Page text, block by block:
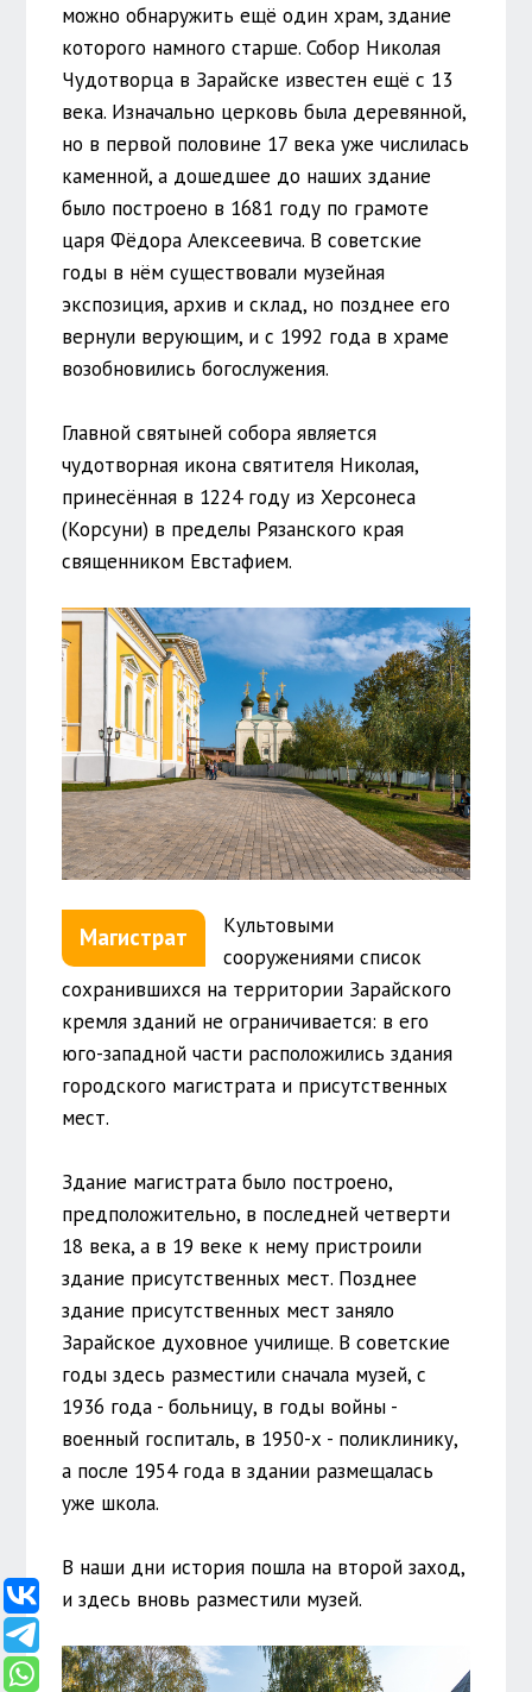
можно обнаружить ещё один храм, здание
которого намного старше. Собор Николая
Чудотворца в Зарайске известен ещё с 13
века. Изначально церковь была деревянной,
но в первой половине 17 века уже числилась
каменной, а дошедшее до наших здание
было построено в 1681 году по грамоте
царя Фёдора Алексеевича. В советские
годы в нём существовали музейная
экспозиция, архив и склад, но позднее его
вернули верующим, и с 1992 года в храме
возобновились богослужения.
Главной святыней собора является
чудотворная икона святителя Николая,
принесённая в 1224 году из Херсонеса
(Корсуни) в пределы Рязанского края
священником Евстафием.
Магистрат
Культовыми
сооружениями список
сохранившихся на территории Зарайского
кремля зданий не ограничивается: в его
юго-западной части расположились здания
городского магистрата и присутственных
мест.
Здание магистрата было построено,
предположительно, в последней четверти
18 века, а в 19 веке к нему пристроили
здание присутственных мест. Позднее
здание присутственных мест заняло
Зарайское духовное училище. В советские
годы здесь разместили сначала музей, с
1936 года - больницу, в годы войны -
военный госпиталь, в 1950-х - поликлинику,
а после 1954 года в здании размещалась
уже школа.
В наши дни история пошла на второй заход,
и здесь вновь разместили музей.